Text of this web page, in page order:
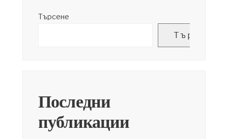
Търсене
Търсене
Последни
публикации